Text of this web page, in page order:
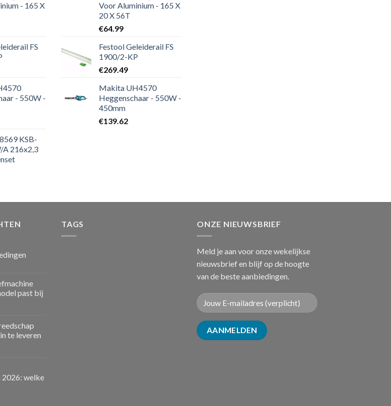
- 165 X
FS
- 550W -
KSB-
A 216x2,3
Voor Aluminium - 165 X
20 X 56T
€64.99
Festool Geleiderail FS
1900/2-KP
€269.49
Makita UH4570
Heggenschaar - 550W -
450mm
€139.62
past bij
te leveren
2026: welke
TAGS ONZE NIEUWSBRIEF
Meld je aan voor onze wekelijkse
nieuwsbrief en blijf op de hoogte
van de beste aanbiedingen.